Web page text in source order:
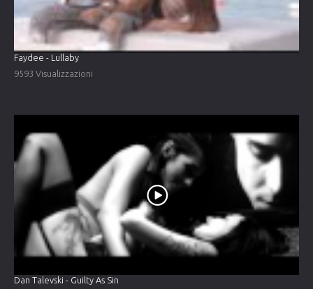
Faydee - Lullaby
9593 Visualizzazioni
Dan Talevski - Guilty As Sin